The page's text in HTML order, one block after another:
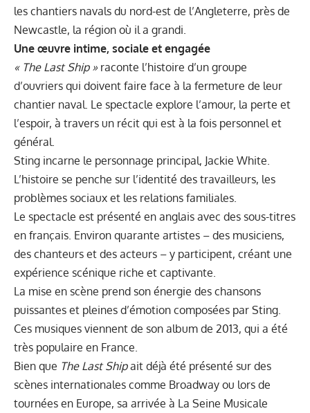
les chantiers navals du nord-est de l’Angleterre, près de
Newcastle, la région où il a grandi.
Une œuvre intime, sociale et engagée
« The Last Ship » raconte l’histoire d’un groupe
d’ouvriers qui doivent faire face à la fermeture de leur
chantier naval. Le spectacle explore l’amour, la perte et
l’espoir, à travers un récit qui est à la fois personnel et
général.
Sting incarne le personnage principal, Jackie White.
L’histoire se penche sur l’identité des travailleurs, les
problèmes sociaux et les relations familiales.
Le spectacle est présenté en anglais avec des sous-titres
en français. Environ quarante artistes – des musiciens,
des chanteurs et des acteurs – y participent, créant une
expérience scénique riche et captivante.
La mise en scène prend son énergie des chansons
puissantes et pleines d’émotion composées par Sting.
Ces musiques viennent de son album de 2013, qui a été
très populaire en France.
Bien que The Last Shipait déjà été présenté sur des
scènes internationales comme Broadway ou lors de
tournées en Europe, sa arrivée à La Seine Musicale